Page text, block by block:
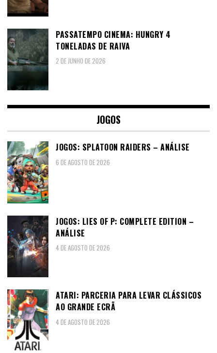
PASSATEMPO CINEMA: HUNGRY 4
TONELADAS DE RAIVA
2 DE JUNHO DE 2026
JOGOS
JOGOS: SPLATOON RAIDERS – ANÁLISE
6 DE AGOSTO DE 2026
JOGOS: LIES OF P: COMPLETE EDITION –
ANÁLISE
4 DE AGOSTO DE 2026
ATARI: PARCERIA PARA LEVAR CLÁSSICOS
AO GRANDE ECRÃ
4 DE AGOSTO DE 2026